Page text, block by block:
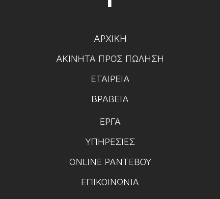
ΑΡΧΙΚΉ
ΑΚΊΝΗΤΑ ΠΡΟΣ ΠΏΛΗΣΗ
ΕΤΑΙΡΕΊΑ
ΒΡΑΒΕΊΑ
ΈΡΓΑ
ΥΠΗΡΕΣΊΕΣ
ONLINE ΡΑΝΤΕΒΟΎ
ΕΠΙΚΟΙΝΩΝΊΑ